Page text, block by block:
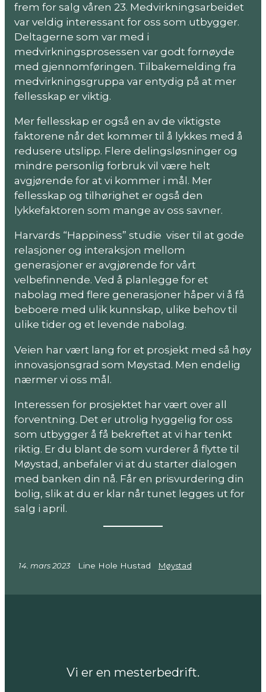
frem for salg våren 23. Medvirkningsarbeidet
var veldig interessant for oss som utbygger.
Deltagerne som var med i
medvirkningsprosessen var godt fornøyde
med gjennomføringen. Tilbakemelding fra
medvirkningsgruppa var entydig på at mer
fellesskap er viktig.
Mer fellesskap er også en av de viktigste
faktorene når det kommer til å lykkes med å
redusere utslipp. Flere delingsløsninger og
mindre personlig forbruk vil være helt
avgjørende for at vi kommer i mål. Mer
fellesskap og tilhørighet er også den
lykkefaktoren som mange av oss savner.
Harvards “Happiness” studie viser til at gode
relasjoner og interaksjon mellom
generasjoner er avgjørende for vårt
velbefinnende. Ved å planlegge for et
nabolag med flere generasjoner håper vi å få
beboere med ulik kunnskap, ulike behov til
ulike tider og et levende nabolag.
Veien har vært lang for et prosjekt med så høy
innovasjonsgrad som Møystad. Men endelig
nærmer vi oss mål.
Interessen for prosjektet har vært over all
forventning. Det er utrolig hyggelig for oss
som utbygger å få bekreftet at vi har tenkt
riktig. Er du blant de som vurderer å flytte til
Møystad, anbefaler vi at du starter dialogen
med banken din nå. Får en prisvurdering din
bolig, slik at du er klar når tunet legges ut for
salg i april.
14. mars 2023 Line Hole Hustad Møystad
Vi er en mesterbedrift.